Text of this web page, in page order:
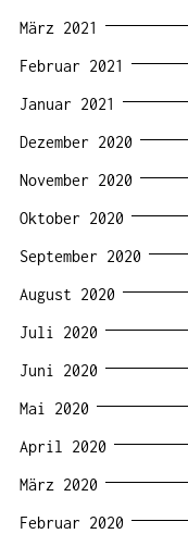
März 2021
Februar 2021
Januar 2021
Dezember 2020
November 2020
Oktober 2020
September 2020
August 2020
Juli 2020
Juni 2020
Mai 2020
April 2020
März 2020
Februar 2020